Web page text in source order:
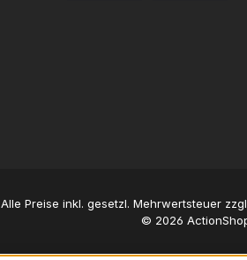
Alle Preise inkl. gesetzl. Mehrwertsteuer
© 2026